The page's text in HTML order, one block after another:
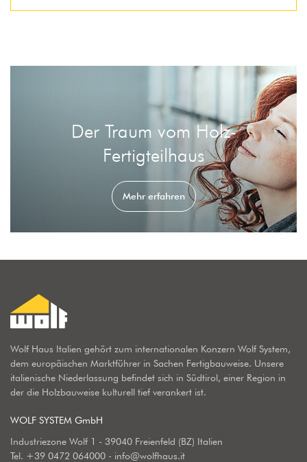
Der Traum vom Holz-
Fertigteilhaus
Mehr erfahren
Wolf Haus Italien gehört zum internationalen Konzern Wolf System,
dem europäischen Marktführer in Sachen Fertigbauweise. Unsere
italienische Niederlassung befindet sich in Südtirol, einer Region in
der die Holzbauweise kulturell tief verankert ist.
WOLF SYSTEM GmbH
Industriezone Wolf 1 - 39040 Freienfeld (BZ) Italien
Tel. +39 0472 064000 - info@wolfhaus.it